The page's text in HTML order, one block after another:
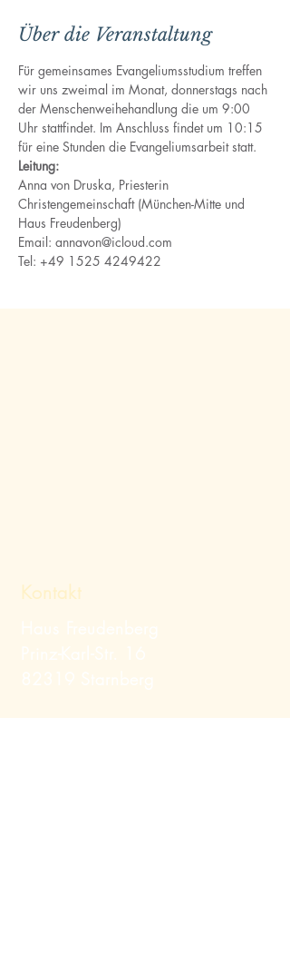
Über die Veranstaltung
Für gemeinsames Evangeliumsstudium treffen
wir uns zweimal im Monat, donnerstags nach
der Menschenweihehandlung die um 9:00
Uhr stattfindet. Im Anschluss findet um 10:15
für eine Stunden die Evangeliumsarbeit statt.
Leitung:
Anna von Druska, Priesterin
Christengemeinschaft (München-Mitte und
Haus Freudenberg)
Email: annavon@icloud.com
Tel: +49 1525 4249422
Kontakt